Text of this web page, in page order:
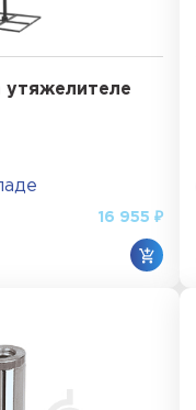
утяжелителе
16 955 ₽